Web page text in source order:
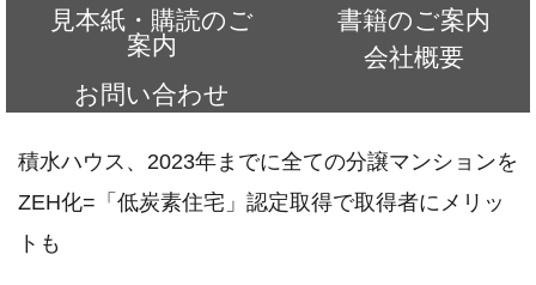
見本紙・購読のご
案内
書籍のご案内
会社概要
お問い合わせ
積水ハウス、2023年までに全ての分譲マンションを
ZEH化=「低炭素住宅」認定取得で取得者にメリッ
トも